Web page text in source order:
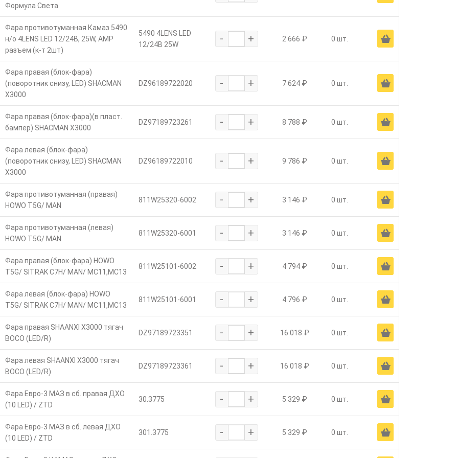
Формула Света
Фара противотуманная Камаз 5490
н/о 4LENS LED 12/24В, 25W, АМР
разъем (к-т 2шт)
5490 4LENS LED
12/24В 25W
- + 2 666 ₽ 0 шт. Ä
Фара правая (блок-фара)
(поворотник снизу, LED) SHACMAN
X3000
DZ96189722020 - + 7 624 ₽ 0 шт. Ä
Фара правая (блок-фара)(в пласт.
бампер) SHACMAN X3000
DZ97189723261 - + 8 788 ₽ 0 шт. Ä
Фара левая (блок-фара)
(поворотник снизу, LED) SHACMAN
X3000
DZ96189722010 - + 9 786 ₽ 0 шт. Ä
Фара противотуманная (правая)
HOWO T5G/ MAN
811W25320-6002 - + 3 146 ₽ 0 шт. Ä
Фара противотуманная (левая)
HOWO T5G/ MAN
811W25320-6001 - + 3 146 ₽ 0 шт. Ä
Фара правая (блок-фара) HOWO
T5G/ SITRAK C7H/ MAN/ MC11,MC13
811W25101-6002 - + 4 794 ₽ 0 шт. Ä
Фара левая (блок-фара) HOWO
T5G/ SITRAK C7H/ MAN/ MC11,MC13
811W25101-6001 - + 4 796 ₽ 0 шт. Ä
Фара правая SHAANXI X3000 тягач
BOCO (LED/R)
DZ97189723351 - + 16 018 ₽ 0 шт. Ä
Фара левая SHAANXI X3000 тягач
BOCO (LED/R)
DZ97189723361 - + 16 018 ₽ 0 шт. Ä
Фара Евро-3 МАЗ в сб. правая ДХО
(10 LED) / ZTD
30.3775 - + 5 329 ₽ 0 шт. Ä
Фара Евро-3 МАЗ в сб. левая ДХО
(10 LED) / ZTD
301.3775 - + 5 329 ₽ 0 шт. Ä